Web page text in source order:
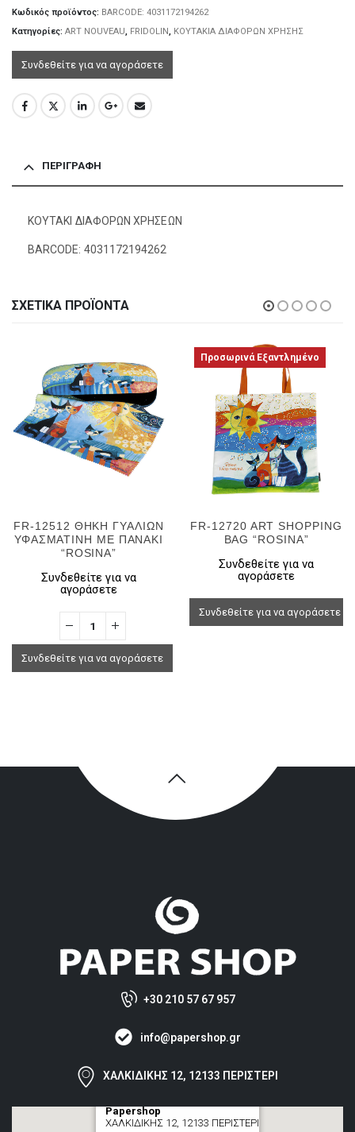
Κωδικός προϊόντος: BARCODE: 4031172194262
Κατηγορίες: ART NOUVEAU, FRIDOLIN, ΚΟΥΤΑΚΙΑ ΔΙΑΦΟΡΩΝ ΧΡΗΣΗΣ
Συνδεθείτε για να αγοράσετε
ΠΕΡΙΓΡΑΦΉ
ΚΟΥΤΑΚΙ ΔΙΑΦΟΡΩΝ ΧΡΗΣΕΩΝ
BARCODE: 4031172194262
ΣΧΕΤΙΚΆ ΠΡΟΪΌΝΤΑ
FR-12512 ΘΗΚΗ ΓΥΑΛΙΩΝ
ΥΦΑΣΜΑΤΙΝΗ ΜΕ ΠΑΝΑΚΙ
“ROSINA”
Συνδεθείτε για να
αγοράσετε
Συνδεθείτε για να αγοράσετε
Προσωρινά Εξαντλημένο
FR-12720 ART SHOPPING
BAG “ROSINA”
Συνδεθείτε για να
αγοράσετε
Συνδεθείτε για να αγοράσετε
+30 210 57 67 957
info@papershop.gr
ΧΑΛΚΙΔΙΚΗΣ 12, 12133 ΠΕΡΙΣΤΕΡΙ
Papershop
ΧΑΛΚΙΔΙΚΗΣ 12, 12133 ΠΕΡΙΣΤΕΡΙ